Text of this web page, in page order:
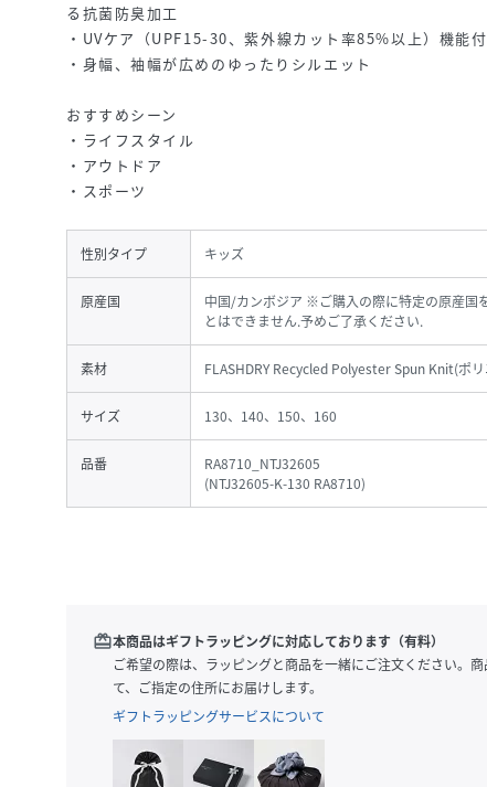
る抗菌防臭加工
・UVケア（UPF15-30、紫外線カット率85%以上）機能付
・身幅、袖幅が広めのゆったりシルエット
おすすめシーン
・ライフスタイル
・アウトドア
・スポーツ
性別タイプ キッズ
原産国
中国/カンボジア ※ご購入の際に特定の原産国
とはできません.予めご了承ください.
素材 FLASHDRY Recycled Polyester Spun Knit(ポ
サイズ 130、140、150、160
品番
RA8710_NTJ32605
(NTJ32605-K-130 RA8710)
redeem本商品はギフトラッピングに対応しております（有料）
ご希望の際は、ラッピングと商品を一緒にご注文ください。
て、ご指定の住所にお届けします。
ギフトラッピングサービスについて